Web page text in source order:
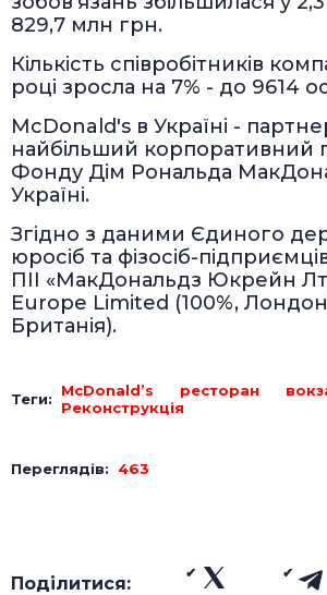
829,7 млн грн.
Кількість співробітників
році зросла на 7% - до 9614
McDonald's в Україні -
найбільший корпоративний
Фонду Дім Рональда
Україні.
Згідно з даними Єдиного
юросіб та фізосіб-
ПІІ «МакДональдз Юкрейн
Europe Limited (100%,
Британія).
Теги: McDonald’s ресторан
Реконструкція
Переглядів: 463
Поділитися: